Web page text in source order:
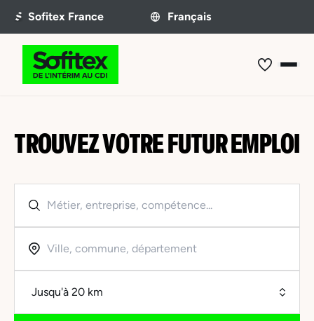
TROUVEZ VOTRE FUTUR EMPLOI